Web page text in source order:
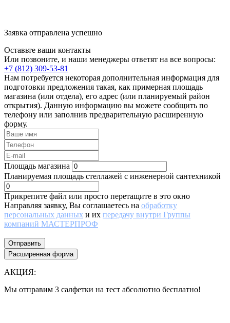
Заявка отправлена успешно
Оставьте ваши контакты
Или позвоните, и наши менеджеры ответят на все вопросы:
+7 (812) 309-53-81
Нам потребуется некоторая дополнительная информация для
подготовки предложения такая, как примерная площадь
магазина (или отдела), его адрес (или планируемый район
открытия). Данную информацию вы можете сообщить по
телефону или заполнив предварительную расширенную
форму.
Площадь магазина
Планируемая площадь стеллажей с инженерной сантехникой
Прикрепите файл или просто перетащите в это окно
Направляя заявку, Вы соглашаетесь на обработку
персональных данных и их передачу внутри Группы
компаний МАСТЕРПРОФ
Отправить
Расширенная форма
АКЦИЯ:
Мы отправим 3 салфетки на тест абсолютно бесплатно!